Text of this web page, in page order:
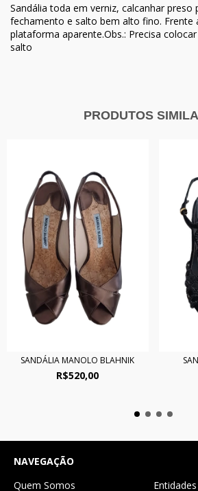
Sandália toda em verniz, calcanhar preso
fechamento e salto bem alto fino. Frente
plataforma aparente.Obs.: Precisa
salto
PRODUTOS
SANDÁLIA MANOLO BLAHNIK
R$520,00
NAVEGAÇÃO
Quem Somos